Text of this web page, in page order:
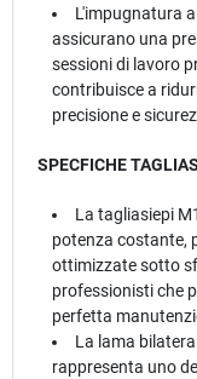
L'impugnatura
assicurano una
sessioni di lavoro
contribuisce a
precisione e
SPECFICHE
La tagliasiepi
potenza costante,
ottimizzate sotto
professionisti che
perfetta
La lama
rappresenta uno